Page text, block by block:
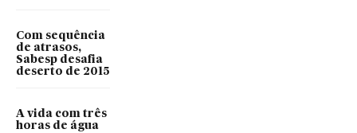
Com sequência
de atrasos,
Sabesp desafia
deserto de 2015
A vida com três
horas de água